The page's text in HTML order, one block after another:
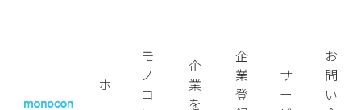
ホ
ー
モ
ノ
コ
企
業
を
企
業
登
サ
ー
お
問
い